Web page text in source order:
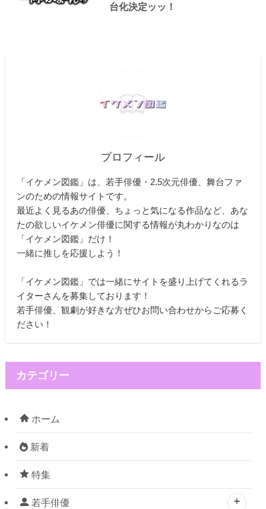
台化決定ッッ！
プロフィール
「イケメン図鑑」は、若手俳優・2.5次元俳優、舞台ファ
ンのための情報サイトです。
最近よく見るあの俳優、ちょっと気になる作品など、あな
たの欲しいイケメン俳優に関する情報が丸わかりなのは
「イケメン図鑑」だけ！
一緒に推しを応援しよう！
「イケメン図鑑」では一緒にサイトを盛り上げてくれるラ
イターさんを募集しております！
若手俳優、観劇が好きな方ぜひお問い合わせからご応募く
ださい！
カテゴリー
ホーム
新着
特集
若手俳優